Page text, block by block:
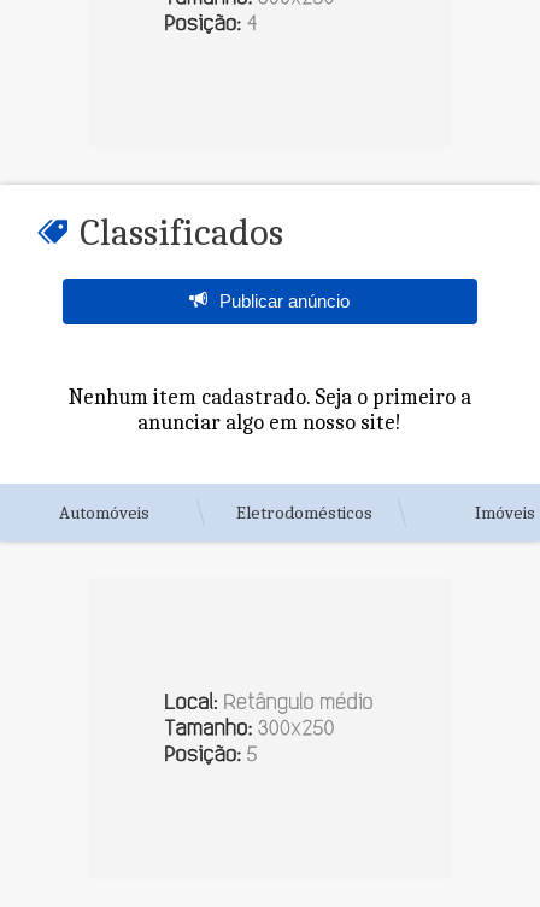
Classificados
Publicar anúncio
Nenhum item cadastrado. Seja o primeiro a
anunciar algo em nosso site!
Automóveis Eletrodomésticos Imóveis